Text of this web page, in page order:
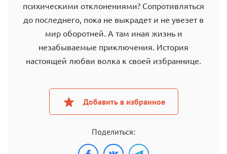
психическими отклонениями? Сопротивляться
до последнего, пока не выкрадет и не увезет в
мир оборотней. А там иная жизнь и
незабываемые приключения. История
настоящей любви волка к своей избраннице.
Добавить в избранное
Поделиться: